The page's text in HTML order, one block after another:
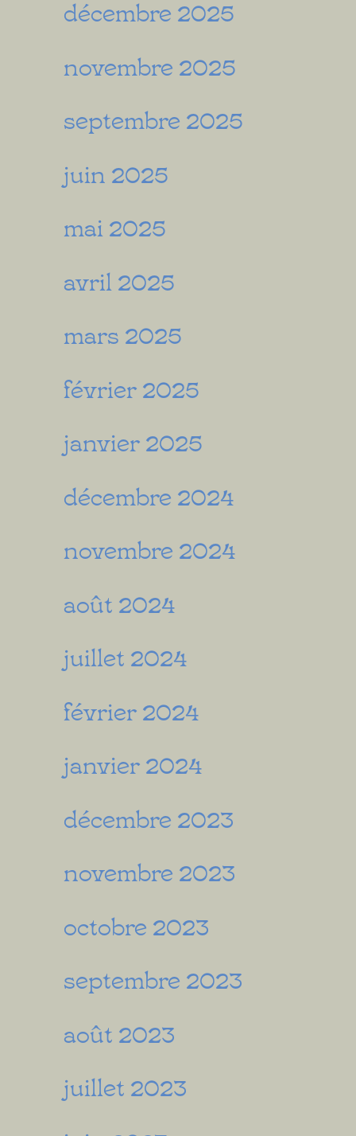
décembre 2025
novembre 2025
septembre 2025
juin 2025
mai 2025
avril 2025
mars 2025
février 2025
janvier 2025
décembre 2024
novembre 2024
août 2024
juillet 2024
février 2024
janvier 2024
décembre 2023
novembre 2023
octobre 2023
septembre 2023
août 2023
juillet 2023